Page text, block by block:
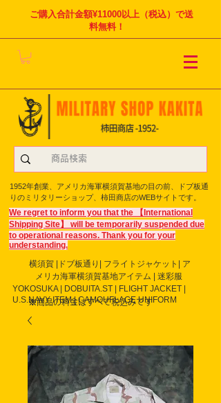
ご購入合計金額¥11000以上（税込）で送
料無料！
1952年創業、アメリカ海軍横須賀基地の目の前、ドブ板通
りのミリタリーショップ、柿田商店のWEBサイトです。
We regret to inform you that the 【International
Shipping Site】 will be temporarily suspended due
to operational reasons. Thank you for your
understanding.
横須賀 |ドブ板通り| フライト ジャケット| ア
メリカ海軍横須賀基地アイテム | 迷彩服
YOKOSUKA | DOBUITA.ST | FLIGHT JACKET |
U.S.NAVY ITEM | CAMOUFLAGE UNIFORM
※商品の料金はすべて税込みです